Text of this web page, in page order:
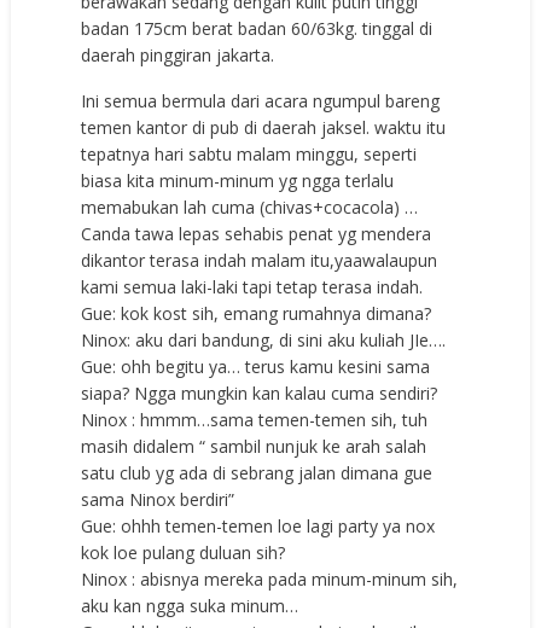
badan 175cm berat badan 60/63kg. tinggal di
daerah pinggiran jakarta.
Ini semua bermula dari acara ngumpul bareng
temen kantor di pub di daerah jaksel. waktu itu
tepatnya hari sabtu malam minggu, seperti
biasa kita minum-minum yg ngga terlalu
memabukan lah cuma (chivas+cocacola) …
Canda tawa lepas sehabis penat yg mendera
dikantor terasa indah malam itu,yaawalaupun
kami semua laki-laki tapi tetap terasa indah.
Gue: kok kost sih, emang rumahnya dimana?
Ninox: aku dari bandung, di sini aku kuliah JIe….
Gue: ohh begitu ya… terus kamu kesini sama
siapa? Ngga mungkin kan kalau cuma sendiri?
Ninox : hmmm…sama temen-temen sih, tuh
masih didalem “ sambil nunjuk ke arah salah
satu club yg ada di sebrang jalan dimana gue
sama Ninox berdiri”
Gue: ohhh temen-temen loe lagi party ya nox
kok loe pulang duluan sih?
Ninox : abisnya mereka pada minum-minum sih,
aku kan ngga suka minum…